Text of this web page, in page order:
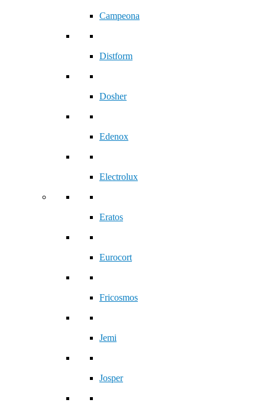
Campeona
Distform
Dosher
Edenox
Electrolux
Eratos
Eurocort
Fricosmos
Jemi
Josper